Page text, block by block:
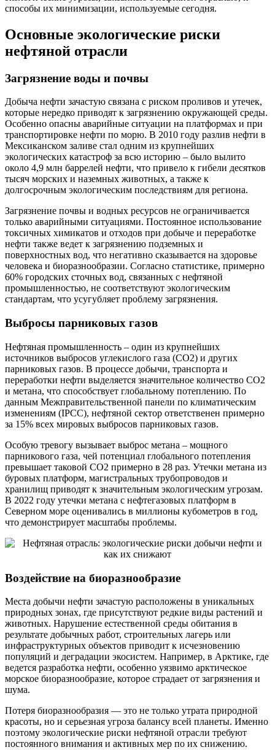
способы их минимизации, используемые сегодня.
Основные экологические риски
нефтяной отрасли
Загрязнение воды и почвы
Добыча нефти зачастую связана с риском проливов и утечек,
которые нередко приводят к загрязнению окружающей среды.
Особенно опасны аварийные ситуации на платформах и при
транспортировке нефти по морю. В 2010 году разлив нефти в
Мексиканском заливе стал одним из крупнейших
экологических катастроф за всю историю – было вылито
около 4,9 млн баррелей нефти, что привело к гибели десятков
тысяч морских и наземных животных, а также к
долгосрочным экологическим последствиям для региона.
Загрязнение почвы и водных ресурсов не ограничивается
только аварийными ситуациями. Постоянное использование
токсичных химикатов и отходов при добыче и переработке
нефти также ведет к загрязнению подземных и
поверхностных вод, что негативно сказывается на здоровье
человека и биоразнообразии. Согласно статистике, примерно
60% городских сточных вод, связанных с нефтяной
промышленностью, не соответствуют экологическим
стандартам, что усугубляет проблему загрязнения.
Выбросы парниковых газов
Нефтяная промышленность – один из крупнейших
источников выбросов углекислого газа (CO2) и других
парниковых газов. В процессе добычи, транспорта и
переработки нефти выделяется значительное количество СО2
и метана, что способствует глобальному потеплению. По
данным Межправительственной панели по климатическим
изменениям (IPCC), нефтяной сектор ответственен примерно
за 15% всех мировых выбросов парниковых газов.
Особую тревогу вызывает выброс метана – мощного
парникового газа, чей потенциал глобального потепления
превышает таковой СО2 примерно в 28 раз. Утечки метана из
буровых платформ, магистральных трубопроводов и
хранилищ приводят к значительным экологическим угрозам.
В 2022 году утечки метана с нефтегазовых платформ в
Северном море оценивались в миллионы кубометров в год,
что демонстрирует масштабы проблемы.
Воздействие на биоразнообразие
Места добычи нефти зачастую расположены в уникальных
природных зонах, где присутствуют редкие виды растений и
животных. Нарушение естественной среды обитания в
результате добычных работ, строительных лагерь или
инфраструктурных объектов приводит к исчезновению
популяций и деградации экосистем. Например, в Арктике, где
ведется разработка нефти, особенно уязвимо арктическое
морское биоразнообразие, которое страдает от загрязнения и
шума.
Потеря биоразнообразия — это не только утрата природной
красоты, но и серьезная угроза балансу всей планеты. Именно
поэтому экологические риски нефтяной отрасли требуют
постоянного внимания и активных мер по их снижению.